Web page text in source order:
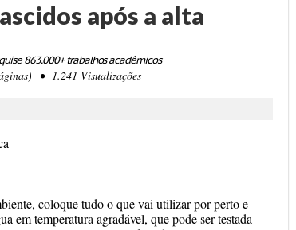
após a alta
863.000+ trabalhos acadêmicos
• 1.241 Visualizações
coloque tudo o que vai utilizar por perto e
em temperatura agradável, que pode ser testada